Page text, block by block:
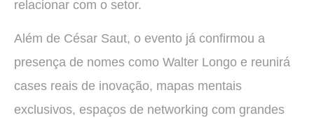
relacionar com o setor.
Além de César Saut, o evento já confirmou a
presença de nomes como Walter Longo e reunirá
cases reais de inovação, mapas mentais
exclusivos, espaços de networking com grandes